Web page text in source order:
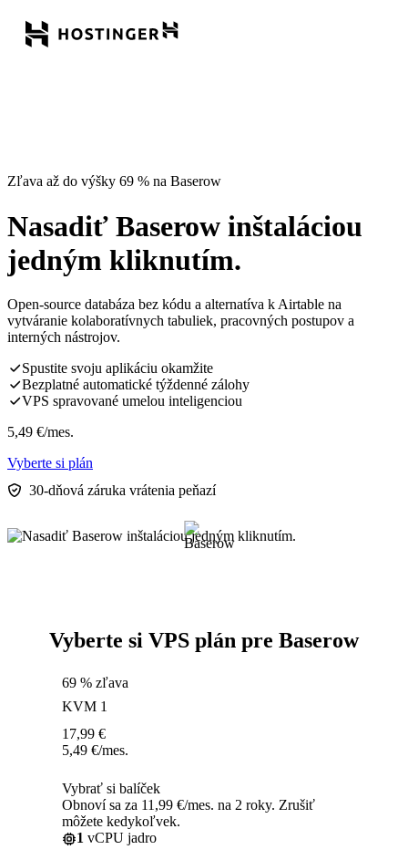
Zľava až do výšky 69 % na Baserow
Nasadiť Baserow inštaláciou
jedným kliknutím.
Open-source databáza bez kódu a alternatíva k Airtable na
vytváranie kolaboratívnych tabuliek, pracovných postupov a
interných nástrojov.
Spustite svoju aplikáciu okamžite
Bezplatné automatické týždenné zálohy
VPS spravované umelou inteligenciou
5,49 €/mes.
Vyberte si plán
30-dňová záruka vrátenia peňazí
Vyberte si VPS plán pre Baserow
69 % zľava
KVM 1
17,99 €
5,49 €/mes.
Vybrať si balíček
Obnoví sa za 11,99 €/mes. na 2 roky. Zrušiť
môžete kedykoľvek.
1 vCPU jadro